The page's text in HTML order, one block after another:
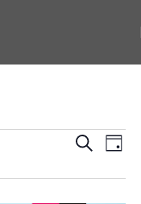
Sök
Dag